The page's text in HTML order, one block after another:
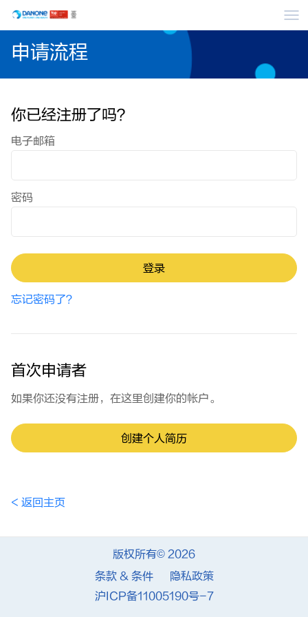
申请流程
你已经注册了吗？
登录：用户与密码
电子邮箱
密码
登录
忘记密码了？
首次申请者
如果你还没有注册，在这里创建你的帐户。
创建个人简历
< 返回主页
版权所有© 2026
条款 & 条件
隐私政策
沪ICP备11005190号-7